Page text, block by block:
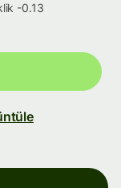
-0.13